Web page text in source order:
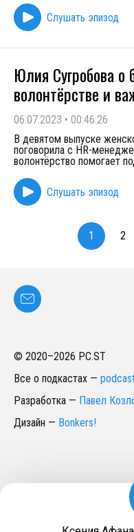
Слушать эпизод
Юлия Сугробова о
волонтёрстве и
06.07.2023 • 00:46:26
В девятом выпуске
поговорила с HR-
волонтёрство помогает
Слушать эпизод
1 2
© 2020–2026 PC.ST
Все о подкастах —
Разработка — Павел
Дизайн — Bonkers!